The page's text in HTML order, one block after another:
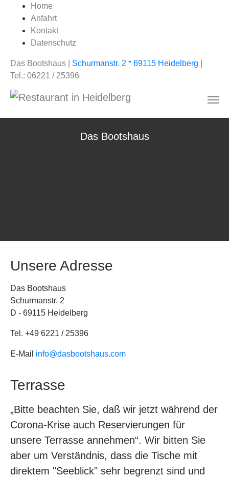
Zum Hauptinhalt springen
Home
Anfahrt
Kontakt
Datenschutz
Das Bootshaus |
Schurmanstr. 2 * 69115 Heidelberg |
Tel.: 06221 / 25396
Das Bootshaus
Unsere Adresse
Das Bootshaus
Schurmanstr. 2
D - 69115 Heidelberg
Tel. +49 6221 / 25396
E-Mail info@dasbootshaus.com
Terrasse
„Bitte beachten Sie, daß wir jetzt während der
Corona-Krise auch Reservierungen für
unsere Terrasse annehmen“. Wir bitten Sie
aber um Verständnis, dass die Tische mit
direktem "Seeblick" sehr begrenzt sind und